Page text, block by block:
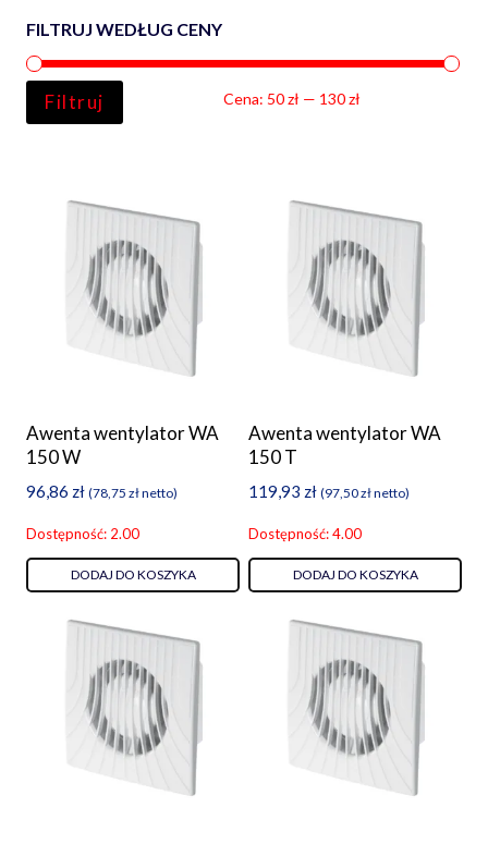
FILTRUJ WEDŁUG CENY
Filtruj Cena: 50 zł — 130 zł
Awenta wentylator WA
150 W
96,86 zł (78,75 złnetto)
Dostępność: 2.00
DODAJ DO KOSZYKA
Awenta wentylator WA
150 T
119,93 zł (97,50złnetto)
Dostępność: 4.00
DODAJ DO KOSZYKA